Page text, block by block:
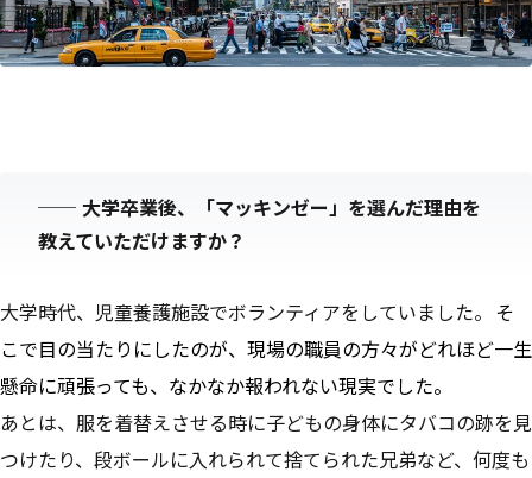
── 大学卒業後、「マッキンゼー」を選んだ理由を
教えていただけますか？
大学時代、児童養護施設でボランティアをしていました。 そ
こで目の当たりにしたのが、現場の職員の方々がどれほど一生
懸命に頑張っても、なかなか報われない現実でした。
あとは、服を着替えさせる時に子どもの身体にタバコの跡を見
つけたり、段ボールに入れられて捨てられた兄弟など、何度も